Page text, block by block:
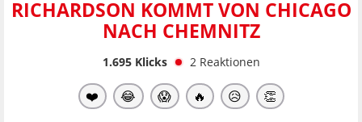
RICHARDSON KOMMT VON CHICAGO
NACH CHEMNITZ
1.695Klicks 2 Reaktionen
❤️ 😂 😱 🔥 😥 👏